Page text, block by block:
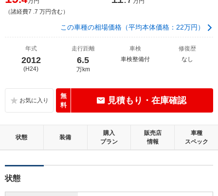
（諸経費7 .7 万円含む）
この車種の相場価格（平均本体価格：22万円）
年式
2012
(H24)
走行距離
6.5
万km
車検
車検整備付
修復歴
なし
無
料
見積もり・在庫確認
状態 装備
購入
プラン
販売店
情報
車種
スペック
状態